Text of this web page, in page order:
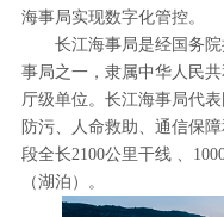
海事局实现数字化管控。
长江海事局是经国务
事局之一，隶属中华人民
厅级单位。长江海事局代
防污、人命救助、通信保
段全长2100公里干线 、
（湖泊）。